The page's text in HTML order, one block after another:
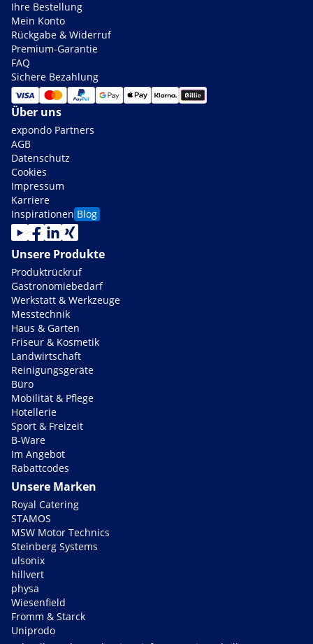
Ihre Bestellung
Mein Konto
Rückgabe & Widerruf
Premium-Garantie
FAQ
Sichere Bezahlung
Über uns
expondo Partners
AGB
Datenschutz
Cookies
Impressum
Karriere
Inspirationen Blog
Unsere Produkte
Produktrückruf
Gastronomiebedarf
Werkstatt & Werkzeuge
Messtechnik
Haus & Garten
Friseur & Kosmetik
Landwirtschaft
Reinigungsgeräte
Büro
Mobilität & Pflege
Hotellerie
Sport & Freizeit
B-Ware
Im Angebot
Rabattcodes
Unsere Marken
Royal Catering
STAMOS
MSW Motor Technics
Steinberg Systems
ulsonix
hillvert
physa
Wiesenfield
Fromm & Starck
Uniprodo